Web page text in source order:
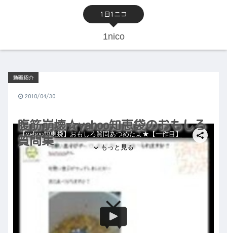
1日1ニコ
1nico
腹筋崩壊☆yahoo知恵袋のおもしろ
質問集
動画紹介
2010/04/30